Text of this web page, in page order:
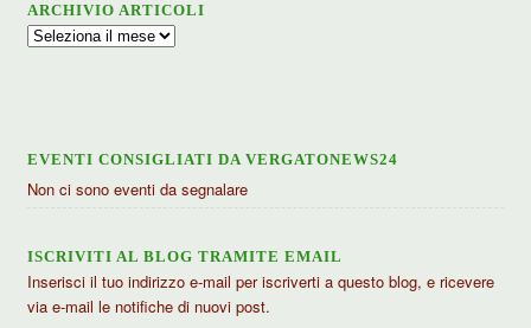
ARCHIVIO ARTICOLI
Archivio
EVENTI CONSIGLIATI DA VERGATONEWS24
Non ci sono eventi da segnalare
ISCRIVITI AL BLOG TRAMITE EMAIL
Inserisci il tuo indirizzo e-mail per iscriverti a questo blog, e ricevere
via e-mail le notifiche di nuovi post.